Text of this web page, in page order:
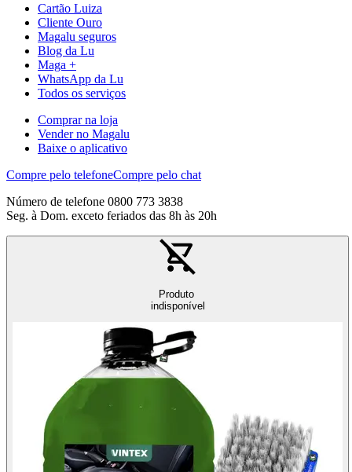
Cartão Luiza
Cliente Ouro
Magalu seguros
Blog da Lu
Maga +
WhatsApp da Lu
Todos os serviços
Comprar na loja
Vender no Magalu
Baixe o aplicativo
Compre pelo telefoneCompre pelo chat
Número de telefone 0800 773 3838
Seg. à Dom. exceto feriados das 8h às 20h
Produto
indisponível